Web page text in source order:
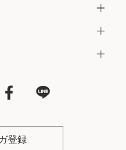
登録